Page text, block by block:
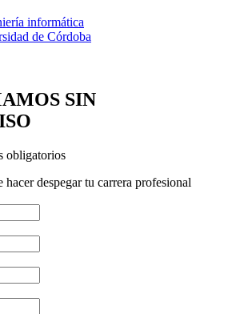
informática
de Córdoba
SIN
obligatorios
hacer despegar tu carrera profesional